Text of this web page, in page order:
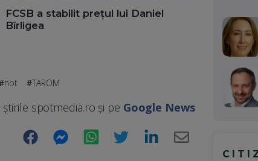
FCSB a stabilit prețul lui Daniel
Bîrligea
hot TAROM
spotmedia.ro și pe Google News
Facebook Messenger WhatsApp Twitter LinkedIn